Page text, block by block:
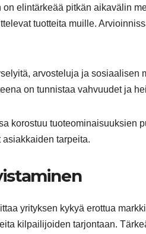
elintärkeää pitkän aikavälin
tuotteita muille.
arvosteluja ja sosiaalisen
on tunnistaa vahvuudet ja
korostuu tuoteominaisuuksien
asiakkaiden tarpeita.
yrityksen kykyä erottua
kilpailijoiden tarjontaan.